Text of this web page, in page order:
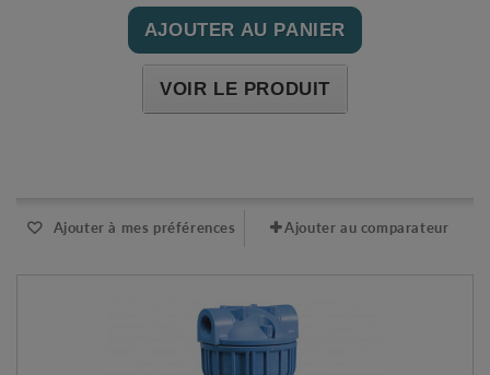
AJOUTER AU PANIER
VOIR LE PRODUIT
Ajouter à mes préférences Ajouter au comparateur